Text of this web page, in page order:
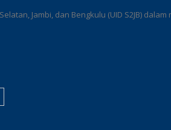
Jambi, dan Bengkulu (UID S2JB)